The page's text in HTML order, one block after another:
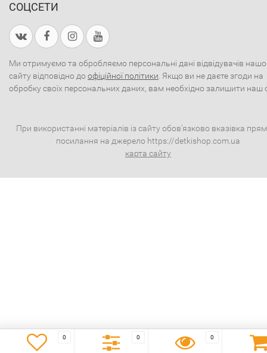
СОЦСЕТИ
Ми отримуємо та обробляємо персональні дані відвідувачів
сайту відповідно до офіційної політики . Якщо ви не даєте згоди на
обробку своїх персональних даних, вам необхідно залишити наш
При використанні матеріалів із сайту обов'язково вказівка
посилання на джерело https://detkishop.com.ua
карта сайту
0 0 0